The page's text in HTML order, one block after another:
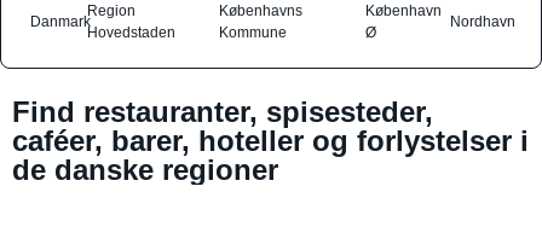
Danmark
Region
Hovedstaden
Københavns
Kommune
København
Ø
Nordhavn
Find restauranter, spisesteder,
caféer, barer, hoteller og forlystelser i
de danske regioner